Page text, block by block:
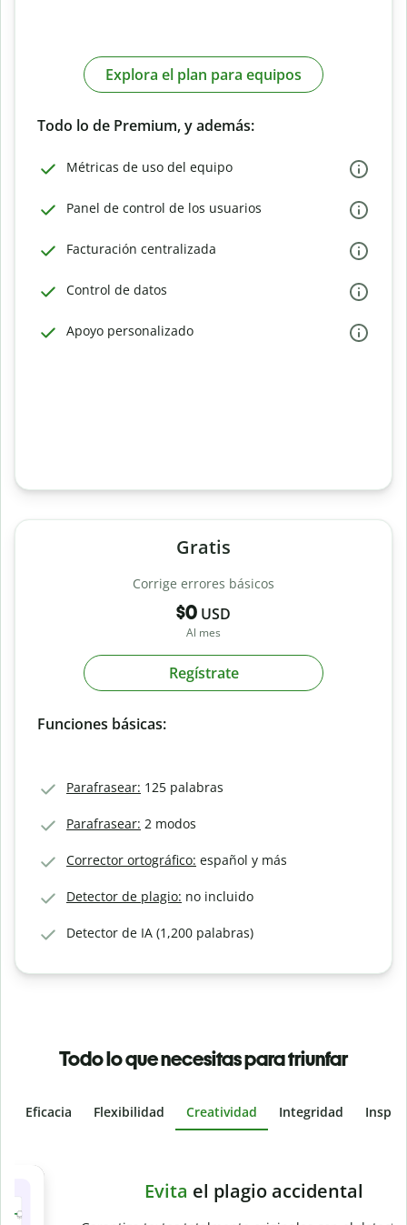
Explora el plan para equipos
Todo lo de Premium, y además:
Métricas de uso del equipo
Panel de control de los usuarios
Facturación centralizada
Control de datos
Apoyo personalizado
Gratis
Corrige errores básicos
$0 USD
Al mes
Regístrate
Funciones básicas:
Parafrasear: 125 palabras
Parafrasear: 2 modos
Corrector ortográfico: español y más
Detector de plagio: no incluido
Detector de IA (1,200 palabras)
Todo lo que necesitas para triunfar
Eficacia Flexibilidad Creatividad Integridad
Slide 4 of 6